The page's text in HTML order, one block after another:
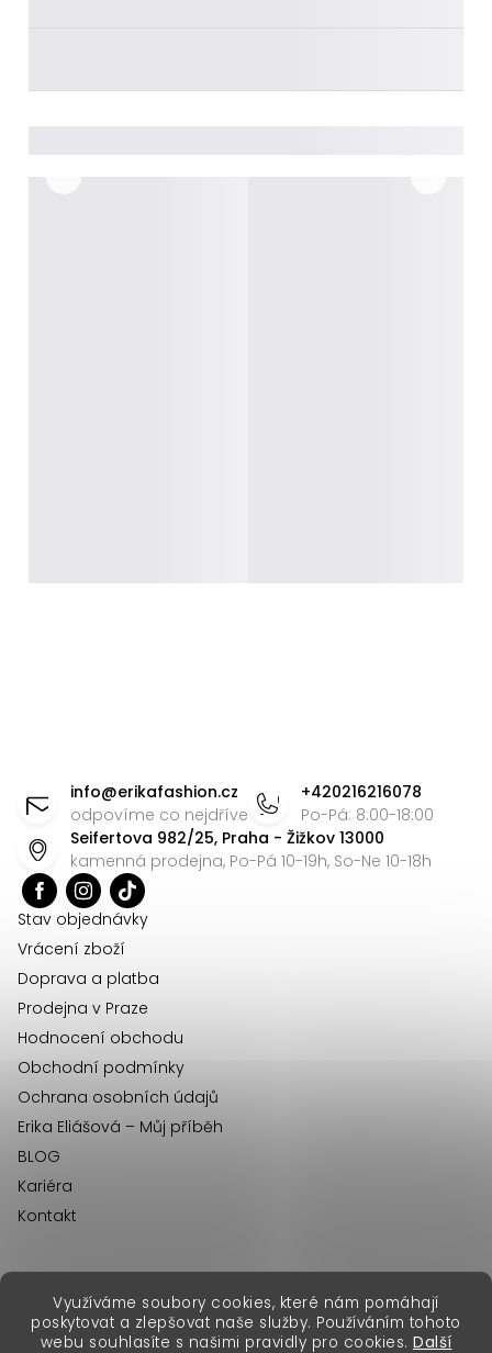
Využíváme soubory cookies, které nám pomáhají
poskytovat a zlepšovat naše služby. Používáním tohoto
webu souhlasíte s našimi pravidly pro cookies. Další
info@erikafashion.cz
odpovíme co nejdříve
+420216216078
Po-Pá: 8:00-18:00
Seifertova 982/25, Praha - Žižkov 13000
kamenná prodejna, Po-Pá 10-19h, So-Ne 10-18h
Stav objednávky
Vrácení zboží
Doprava a platba
Prodejna v Praze
Hodnocení obchodu
Obchodní podmínky
Ochrana osobních údajů
Erika Eliášová – Můj příběh
BLOG
Kariéra
Kontakt
Copyright 2026Erika Fashion. Všechna práva vyhrazena.
erikafashion.sk